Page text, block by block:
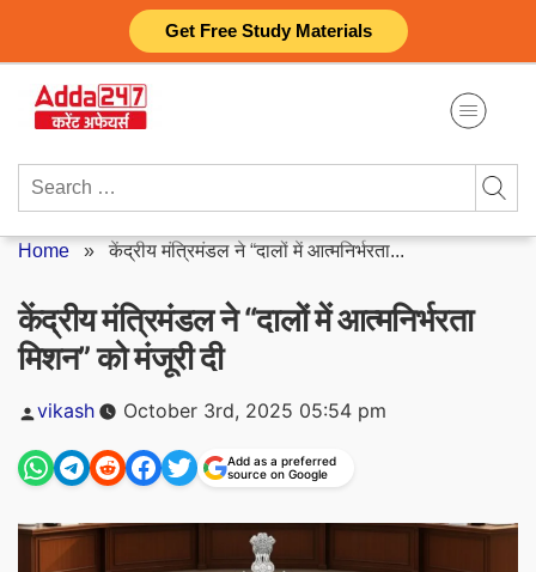
Get Free Study Materials
content
Search
Home »केंद्रीय मंत्रिमंडल ने “दालों में आत्मनिर्भरता...
केंद्रीय मंत्रिमंडल ने “दालों में आत्मनिर्भरता
मिशन” को मंजूरी दी
Posted
vikash October 3rd, 2025 05:54 pm
Add as a preferred
source on Google